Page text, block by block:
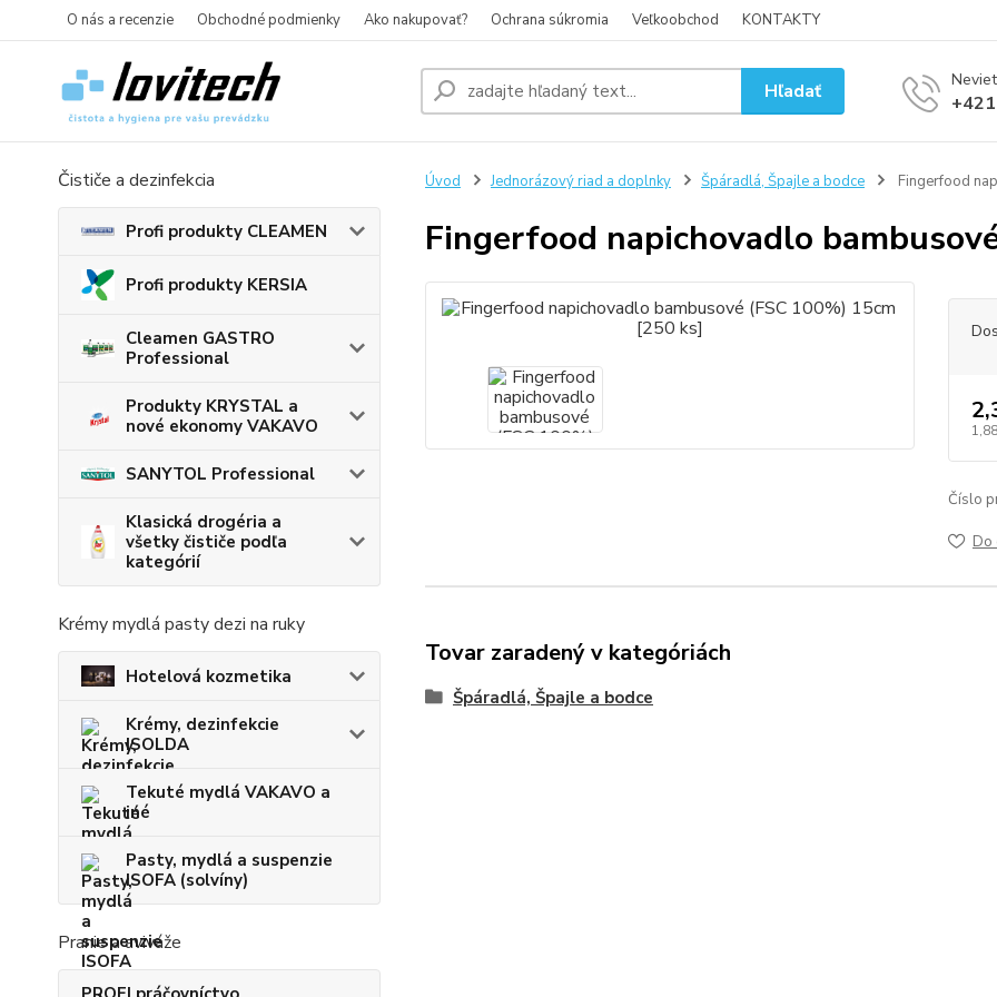
O nás a recenzie Obchodné podmienky Ako nakupovať? Ochrana súkromia Veľkoobchod KONTAKTY
Hľadať
Čističe a dezinfekcia
Profi produkty CLEAMEN
Profi produkty KERSIA
Cleamen GASTRO
Professional
Produkty KRYSTAL a
nové ekonomy VAKAVO
SANYTOL Professional
Klasická drogéria a
všetky čističe podľa
kategórií
Krémy mydlá pasty dezi na ruky
Hotelová kozmetika
Krémy, dezinfekcie
ISOLDA
Tekuté mydlá VAKAVO a
iné
Pasty, mydlá a suspenzie
ISOFA (solvíny)
Pranie a aviváže
Úvod Jednorázový riad a doplnky Špáradlá, Špajle a bodce Fingerfood
Fingerfood napichovadlo
Číslo
Do
Tovar zaradený v kategóriách
Špáradlá, Špajle a bodce